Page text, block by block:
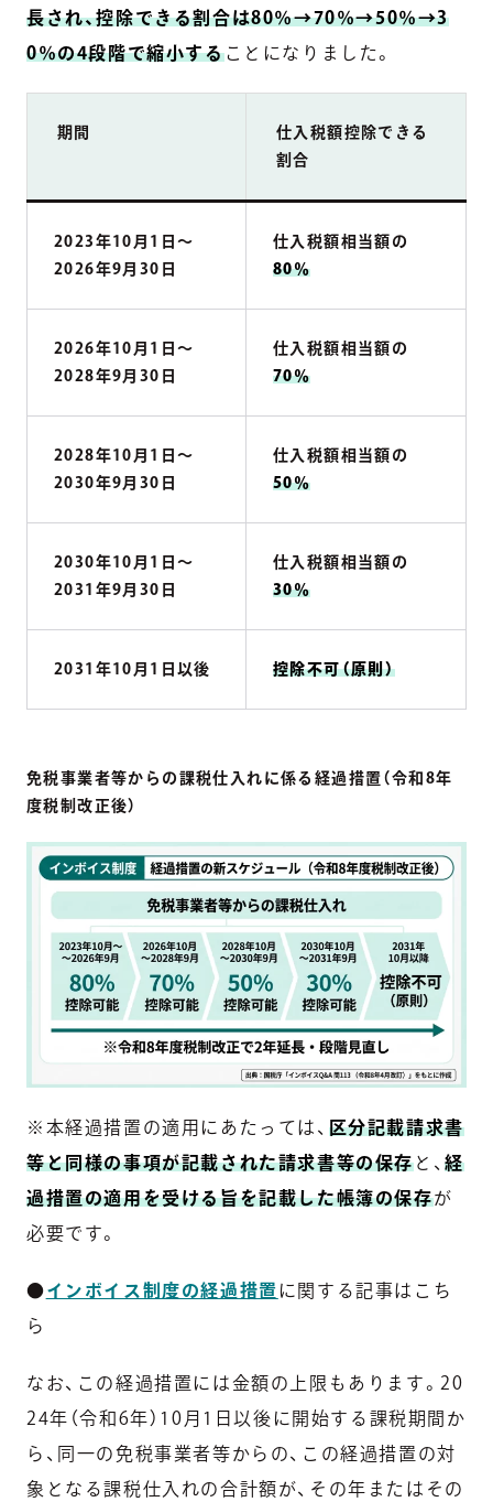
長され、控除できる割合は80％→70％→50％→3
0％の4段階で縮小することになりました。
期間
仕入税額控除できる
割合
2023年10月1日〜
2026年9月30日
仕入税額相当額の
80％
2026年10月1日〜
2028年9月30日
仕入税額相当額の
70％
2028年10月1日〜
2030年9月30日
仕入税額相当額の
50％
2030年10月1日〜
2031年9月30日
仕入税額相当額の
30％
2031年10月1日以後 控除不可（原則）
免税事業者等からの課税仕入れに係る経過措置（令和8年
度税制改正後）
※本経過措置の適用にあたっては、 区分記載請求書
等と同様の事項が記載された請求書等の保存と、経
過措置の適用を受ける旨を記載した帳簿の保存が
必要です。
●インボイス制度の経過措置 に関する記事はこち
ら
なお、この経過措置には金額の上限もあります。20
24年（令和6年）10月1日以後に開始する課税期間か
ら、同一の免税事業者等からの、この経過措置の対
象となる課税仕入れの合計額が、その年またはその